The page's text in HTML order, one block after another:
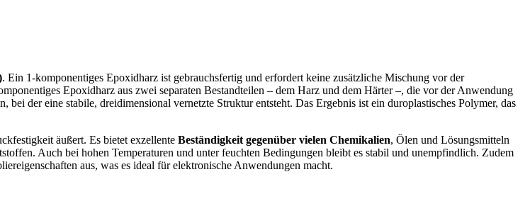
. Ein 1-komponentiges Epoxidharz ist gebrauchsfertig und erfordert keine zusätzliche Mischung vor der
Epoxidharz aus zwei separaten Bestandteilen – dem Harz und dem Härter –, die vor der Anwendung
der eine stabile, dreidimensional vernetzte Struktur entsteht. Das Ergebnis ist ein duroplastisches Polymer, das
äußert. Es bietet exzellente Beständigkeit gegenüber vielen Chemikalien, Ölen und Lösungsmitteln
Auch bei hohen Temperaturen und unter feuchten Bedingungen bleibt es stabil und unempfindlich. Zudem
aus, was es ideal für elektronische Anwendungen macht.